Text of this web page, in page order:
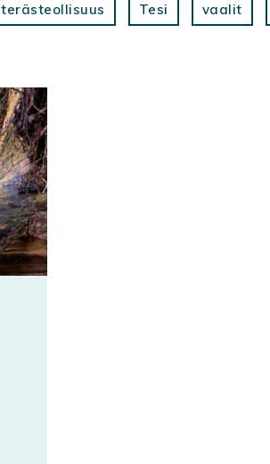
terästeollisuus Tesi vaalit